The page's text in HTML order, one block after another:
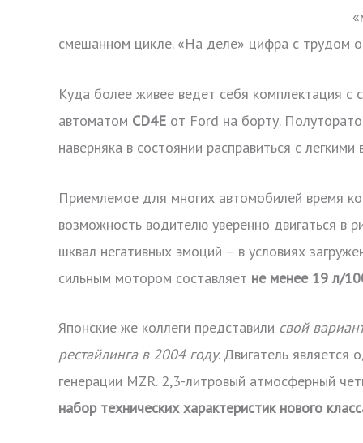
смешанном цикле. «На деле» цифра с трудом
Куда более живее ведет себя комплектация с
автоматом CD4E от Ford на борту.
наверняка в состоянии расправиться с
Приемлемое для многих автомобилей время
возможность водителю уверенно двигаться в
шквал негативных эмоций – в условиях
сильным мотором составляет не менее 19 л/
Японские же коллеги представили свой
рестайлинга в 2004 году. Двигатель является
генерации MZR. 2,3-литровый атмосферный
набор технических характеристик нового